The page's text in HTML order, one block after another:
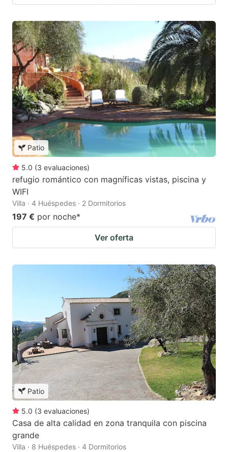
Patio
5.0 (3 evaluaciones)
refugio romántico con magníficas vistas, piscina y
WIFI
Villa · 4 Huéspedes · 2 Dormitorios
197 € por noche*
Ver oferta
Patio
5.0 (3 evaluaciones)
Casa de alta calidad en zona tranquila con piscina
grande
Villa · 8 Huéspedes · 4 Dormitorios